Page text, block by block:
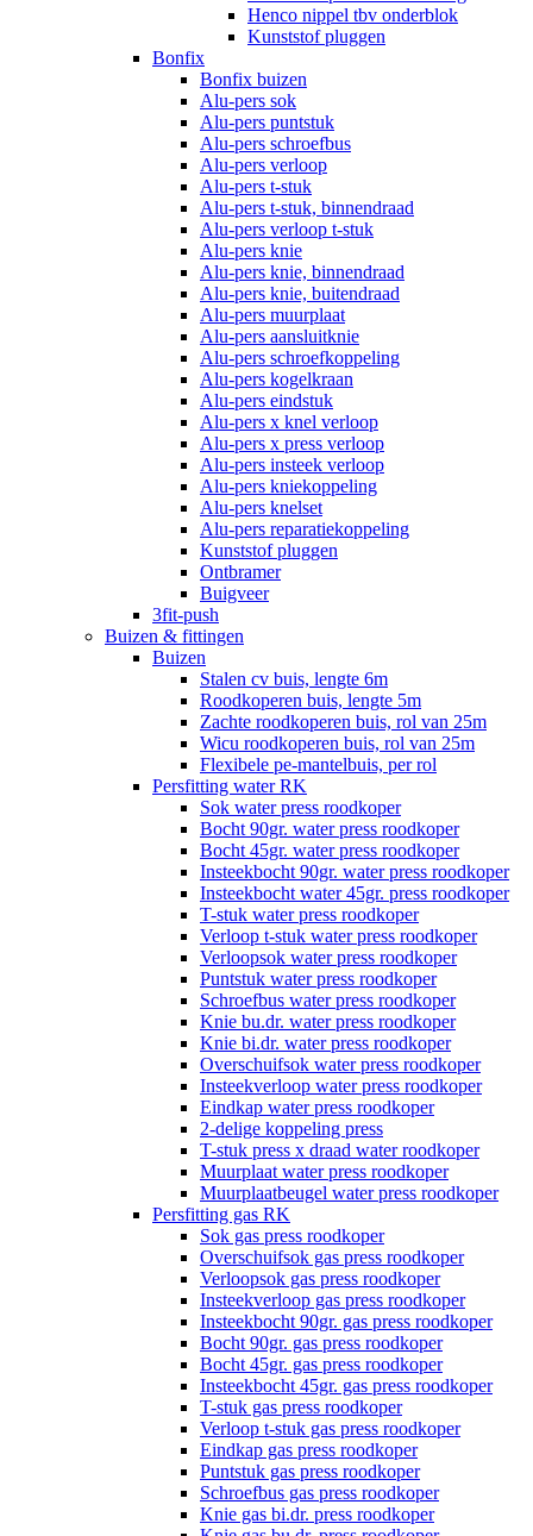
Henco nippel tbv onderblok
Kunststof pluggen
Bonfix
Bonfix buizen
Alu-pers sok
Alu-pers puntstuk
Alu-pers schroefbus
Alu-pers verloop
Alu-pers t-stuk
Alu-pers t-stuk, binnendraad
Alu-pers verloop t-stuk
Alu-pers knie
Alu-pers knie, binnendraad
Alu-pers knie, buitendraad
Alu-pers muurplaat
Alu-pers aansluitknie
Alu-pers schroefkoppeling
Alu-pers kogelkraan
Alu-pers eindstuk
Alu-pers x knel verloop
Alu-pers x press verloop
Alu-pers insteek verloop
Alu-pers kniekoppeling
Alu-pers knelset
Alu-pers reparatiekoppeling
Kunststof pluggen
Ontbramer
Buigveer
3fit-push
Buizen & fittingen
Buizen
Stalen cv buis, lengte 6m
Roodkoperen buis, lengte 5m
Zachte roodkoperen buis, rol van 25m
Wicu roodkoperen buis, rol van 25m
Flexibele pe-mantelbuis, per rol
Persfitting water RK
Sok water press roodkoper
Bocht 90gr. water press roodkoper
Bocht 45gr. water press roodkoper
Insteekbocht 90gr. water press roodkoper
Insteekbocht water 45gr. press roodkoper
T-stuk water press roodkoper
Verloop t-stuk water press roodkoper
Verloopsok water press roodkoper
Puntstuk water press roodkoper
Schroefbus water press roodkoper
Knie bu.dr. water press roodkoper
Knie bi.dr. water press roodkoper
Overschuifsok water press roodkoper
Insteekverloop water press roodkoper
Eindkap water press roodkoper
2-delige koppeling press
T-stuk press x draad water roodkoper
Muurplaat water press roodkoper
Muurplaatbeugel water press roodkoper
Persfitting gas RK
Sok gas press roodkoper
Overschuifsok gas press roodkoper
Verloopsok gas press roodkoper
Insteekverloop gas press roodkoper
Insteekbocht 90gr. gas press roodkoper
Bocht 90gr. gas press roodkoper
Bocht 45gr. gas press roodkoper
Insteekbocht 45gr. gas press roodkoper
T-stuk gas press roodkoper
Verloop t-stuk gas press roodkoper
Eindkap gas press roodkoper
Puntstuk gas press roodkoper
Schroefbus gas press roodkoper
Knie gas bi.dr. press roodkoper